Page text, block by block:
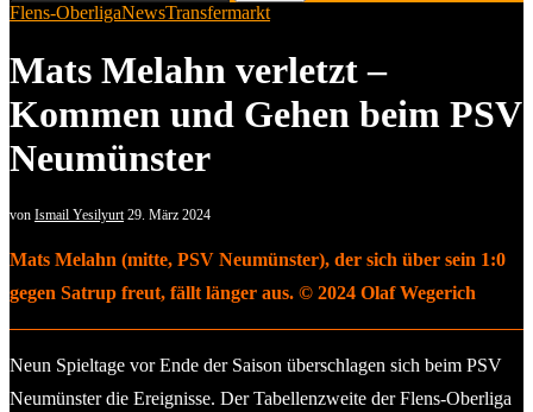
Flens-OberligaNewsTransfermarkt
Mats Melahn verletzt –
Kommen und Gehen beim PSV
Neumünster
von Ismail Yesilyurt 29. März 2024
Mats Melahn (mitte, PSV Neumünster), der sich über sein 1:0
gegen Satrup freut, fällt länger aus. © 2024 Olaf Wegerich
Neun Spieltage vor Ende der Saison überschlagen sich beim PSV
Neumünster die Ereignisse. Der Tabellenzweite der Flens-Oberliga